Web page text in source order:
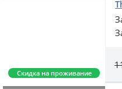
Скидка на проживание